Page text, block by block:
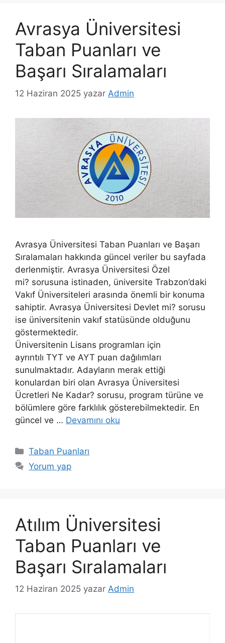
Avrasya Üniversitesi
Taban Puanları ve
Başarı Sıralamaları
12 Haziran 2025 yazar Admin
Avrasya Üniversitesi Taban Puanları ve Başarı
Sıralamaları hakkında güncel veriler bu sayfada
derlenmiştir. Avrasya Üniversitesi Özel
mi? sorusuna istinaden, üniversite Trabzon’daki
Vakıf Üniversiteleri arasında önemli bir konuma
sahiptir. Avrasya Üniversitesi Devlet mi? sorusu
ise üniversitenin vakıf statüsünde olduğunu
göstermektedir.
Üniversitenin Lisans programları için
ayrıntılı TYT ve AYT puan dağılımları
sunulmaktadır. Adayların merak ettiği
konulardan biri olan Avrasya Üniversitesi
Ücretleri Ne Kadar? sorusu, program türüne ve
bölümlere göre farklılık gösterebilmektedir. En
güncel ve … Devamını oku
Kategoriler
Taban Puanları
Yorum yap
Atılım Üniversitesi
Taban Puanları ve
Başarı Sıralamaları
12 Haziran 2025 yazar Admin